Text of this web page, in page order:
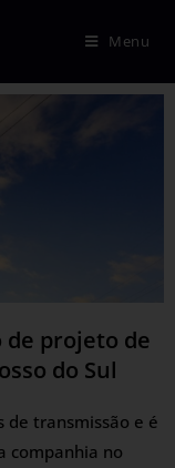
Menu
projeto de
do Sul
transmissão e é
companhia no